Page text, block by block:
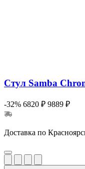
Стул Samba
-32% 6820 ₽ 9889 ₽
Доставка по